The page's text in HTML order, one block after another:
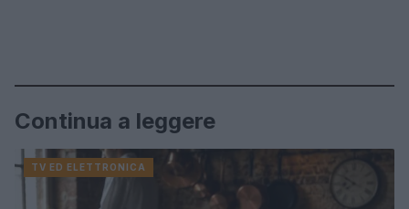
Continua a leggere
TV ED ELETTRONICA